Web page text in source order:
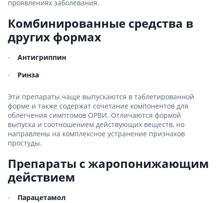
проявлениях заболевания.
Комбинированные средства в
других формах
Антигриппин
Ринза
Эти препараты чаще выпускаются в таблетированной
форме и также содержат сочетание компонентов для
облегчения симптомов ОРВИ. Отличаются формой
выпуска и соотношением действующих веществ, но
направлены на комплексное устранение признаков
простуды.
Препараты с жаропонижающим
действием
Парацетамол